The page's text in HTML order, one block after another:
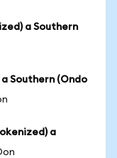
a Southern
Southern (Ondo
a